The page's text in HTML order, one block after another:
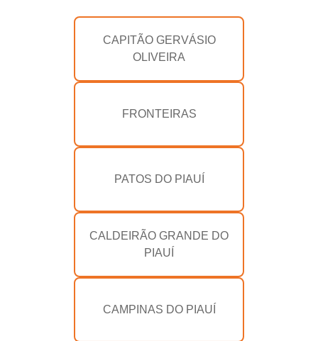
CAPITÃO GERVÁSIO
OLIVEIRA
FRONTEIRAS
PATOS DO PIAUÍ
CALDEIRÃO GRANDE DO
PIAUÍ
CAMPINAS DO PIAUÍ